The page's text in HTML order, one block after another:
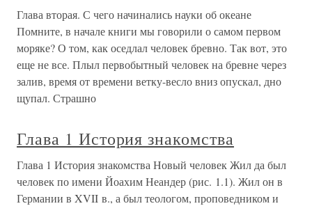
Глава вторая. С чего начинались науки об океане
Помните, в начале книги мы говорили о самом первом
моряке? О том, как оседлал человек бревно. Так вот, это
еще не все. Плыл первобытный человек на бревне через
залив, время от времени ветку-весло вниз опускал, дно
щупал. Страшно
Глава 1 История знакомства
Глава 1 История знакомства Новый человек Жил да был
человек по имени Йоахим Неандер (рис. 1.1). Жил он в
Германии в XVII в., а был теологом, проповедником и